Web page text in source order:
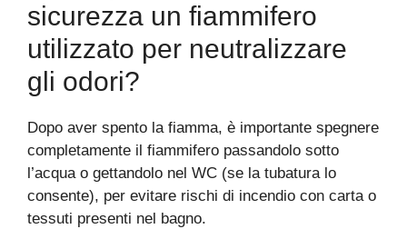
sicurezza un fiammifero
utilizzato per neutralizzare
gli odori?
Dopo aver spento la fiamma, è importante spegnere
completamente il fiammifero passandolo sotto
l’acqua o gettandolo nel WC (se la tubatura lo
consente), per evitare rischi di incendio con carta o
tessuti presenti nel bagno.